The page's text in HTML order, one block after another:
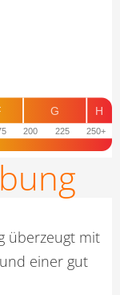
200 225 250+
H
G
überzeugt mit
einer gut